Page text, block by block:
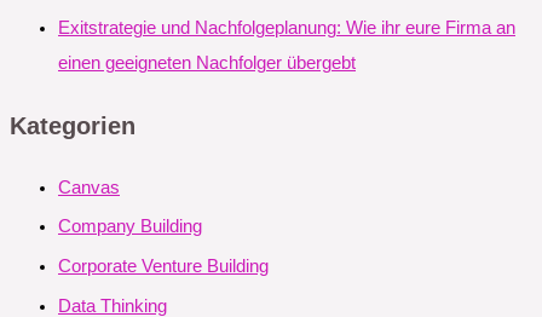
Exitstrategie und Nachfolgeplanung: Wie ihr eure Firma an
einen geeigneten Nachfolger übergebt
Kategorien
Canvas
Company Building
Corporate Venture Building
Data Thinking